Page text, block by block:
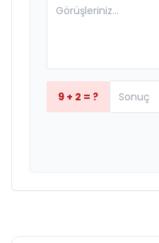
9 + 2 = ?